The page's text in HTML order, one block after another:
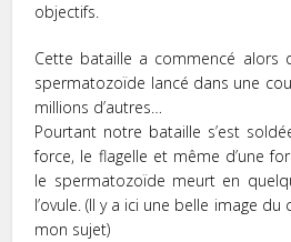
objectifs.
Cette bataille a commencé alors
spermatozoïde lancé dans une
millions d’autres…
Pourtant notre bataille s’est
force, le flagelle et même d’une
le spermatozoïde meurt en
l’ovule. (Il y a ici une belle image
mon sujet)